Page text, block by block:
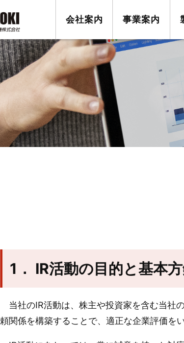
会社案内 事業案内
1． IR活動の目的と基本
当社のIR活動は、株主や投資家を含む当社
頼関係を構築することで、適正な企業評価を